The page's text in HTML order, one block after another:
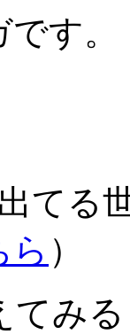
す。
て
ら ）
てみ